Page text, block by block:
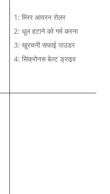
1: मिरर आयरन रोलर
2: धूल हटाने को गर्म करना
3: खुरचनी सफाई पाउडर
4: सिंक्रोनस बेल्ट ड्राइव